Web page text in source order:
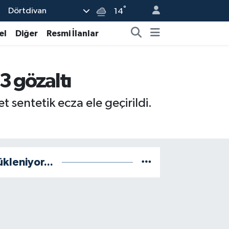
Dörtdivan 14°
Diğer Resmi İlanlar
gözaltı
sentetik ecza ele geçirildi.